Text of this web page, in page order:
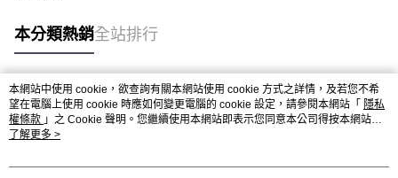
本分類熱銷全站排行
熱門標籤
本網站中使用 cookie，欲查詢有關本網站使用 cookie 方式之詳情，及若您不希
望在電腦上使用 cookie 時應如何變更電腦的 cookie 設定，請參閱本網站「 隱私
權條款 」之 Cookie 聲明。您繼續使用本網站即表示您同意本公司得按本網站使
用條款之 Cookie 聲明使用 cookie。
了解更多 >